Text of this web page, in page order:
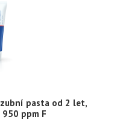
zubní pasta od 2 let,
ppm F